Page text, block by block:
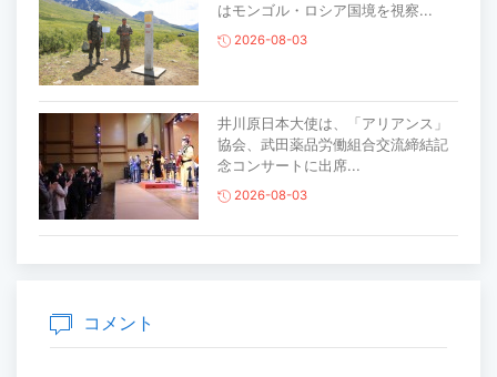
はモンゴル・ロシア国境を視察...
2026-08-03
井川原日本大使は、「アリアンス」
協会、武田薬品労働組合交流締結記
念コンサートに出席...
2026-08-03
コメント